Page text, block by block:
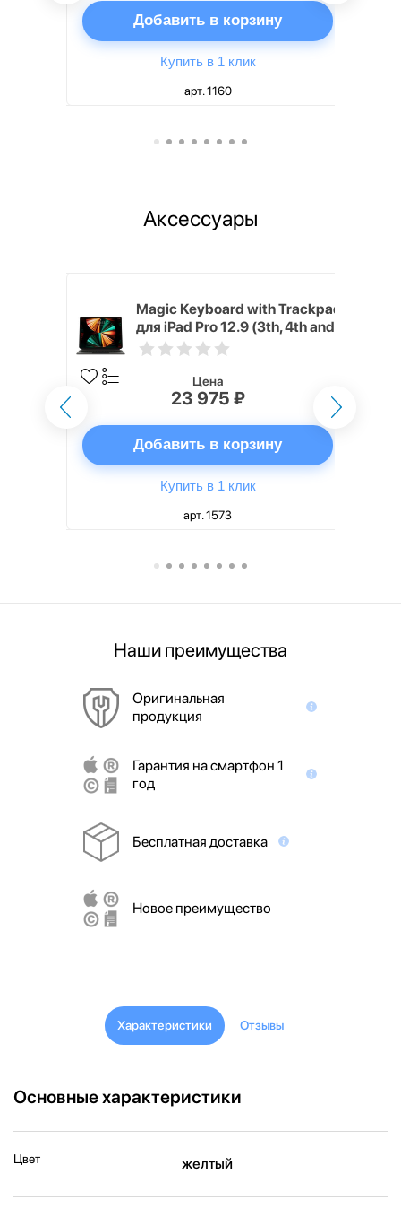
Добавить в корзину
Купить в 1 клик
арт. 1160
Аксессуары
Magic Keyboard with Trackpad
для iPad Pro 12.9 (3th, 4th and
5th generation) русская,
Цена
23 975 ₽
Добавить в корзину
Купить в 1 клик
арт. 1573
Наши преимущества
Оригинальная
продукция
Гарантия на смартфон 1
год
Бесплатная доставка
Новое преимущество
Характеристики Отзывы
Основные характеристики
Цвет желтый